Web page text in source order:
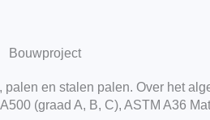
Bouwproject
en stalen palen. Over het
(graad A, B, C), ASTM A36